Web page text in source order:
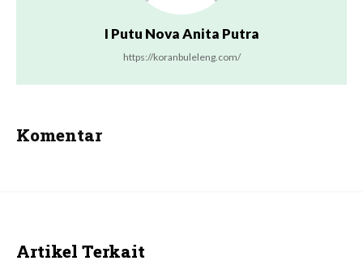
I Putu Nova Anita Putra
https://koranbuleleng.com/
Komentar
Artikel Terkait